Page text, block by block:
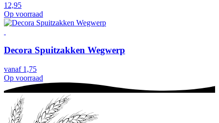
12,95
Op voorraad
Decora Spuitzakken Wegwerp
vanaf 1,75
Op voorraad